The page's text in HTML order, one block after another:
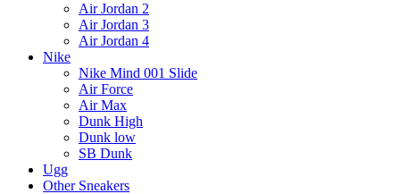
Air Jordan 2
Air Jordan 3
Air Jordan 4
Nike
Nike Mind 001 Slide
Air Force
Air Max
Dunk High
Dunk low
SB Dunk
Ugg
Other Sneakers